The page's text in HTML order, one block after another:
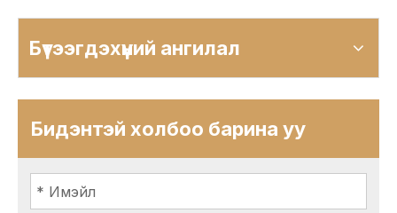
Бүтээгдэхүүний ангилал
Бидэнтэй холбоо барина уу